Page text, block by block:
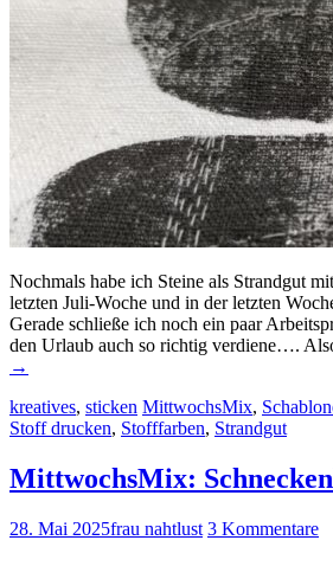
Nochmals habe ich Steine als Strandgut
letzten Juli-Woche und in der letzten
Gerade schließe ich noch ein paar
den Urlaub auch so richtig verdiene….
→
kreatives, sticken MittwochsMix,
Stoff drucken, Stofffarben, Strandgut
MittwochsMix:
28. Mai 2025frau nahtlust 3 Kommentare